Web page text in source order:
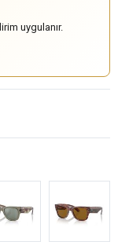
uygulanır.